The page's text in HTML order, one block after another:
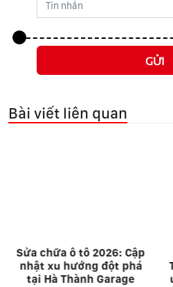
GỬI
Bài viết liên quan
Sửa chữa ô tô tại Hà
Thành Garage: Dịch vụ
uy tín, chất lượng số 1